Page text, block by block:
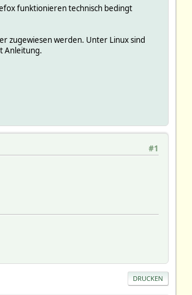
funktionieren technisch bedingt
zugewiesen werden. Unter Linux sind
Anleitung.
#1
DRUCKEN